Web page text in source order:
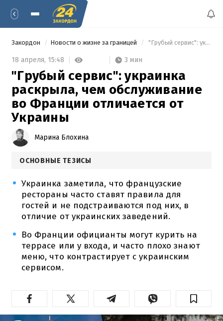
Закордон Новости о жизне за границей "Грубый сервис": украинка раскрыла, чем обслуживание во Франции отличается от Украины
18 апреля, 15:48 3 мин
"Грубый сервис": украинка
раскрыла, чем обслуживание
во Франции отличается от
Украины
Марина Блохина
ОСНОВНЫЕ ТЕЗИСЫ
Украинка заметила, что французские
рестораны часто ставят правила для
гостей и не подстраиваются под них, в
отличие от украинских заведений.
Во Франции официанты могут курить на
террасе или у входа, и часто плохо знают
меню, что контрастирует с украинским
сервисом.